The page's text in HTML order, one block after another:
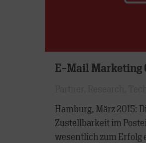
E-Mail Marketing
Hamburg, März 2015:
Zustellbarkeit im
wesentlich zum Erfolg